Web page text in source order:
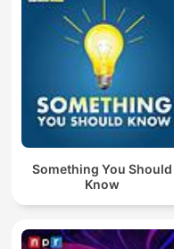
Something You Should
Know